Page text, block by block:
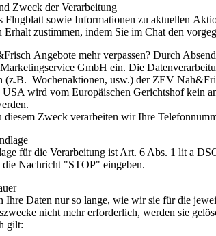
Zweck der Verarbeitung
Flugblatt sowie Informationen zu aktuellen
Erhalt zustimmen, indem Sie im Chat den
Angebote mehr verpassen? Durch
GmbH ein. Die
(z.B. Wochenaktionen, usw.) der ZEV
wird vom Europäischen Gerichtshof kein
diesem Zweck verarbeiten wir Ihre
für die Verarbeitung ist Art. 6 Abs. 1 lit a
die Nachricht "STOP" eingeben.
Ihre Daten nur so lange, wie wir sie für die
nicht mehr erforderlich, werden sie
gilt: